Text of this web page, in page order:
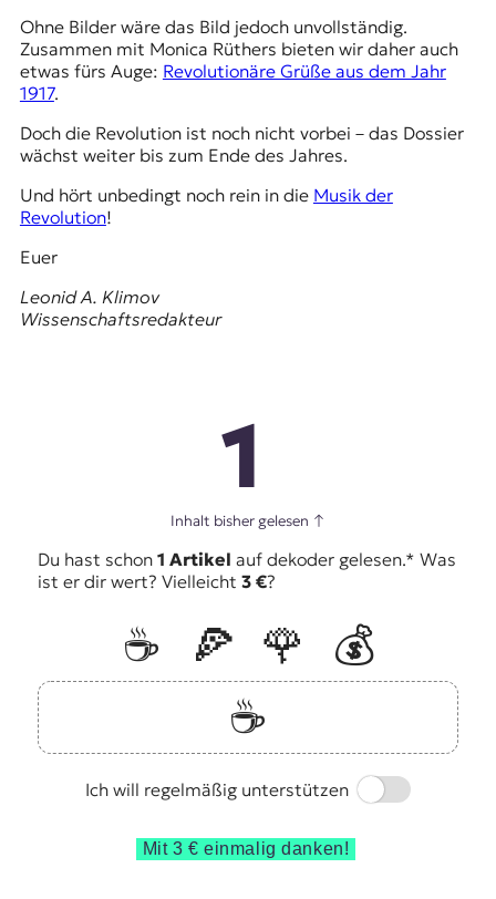
Ohne Bilder wäre das Bild jedoch unvollständig.
Zusammen mit Monica Rüthers bieten wir daher auch
etwas fürs Auge: Revolutionäre Grüße aus dem Jahr
1917.
Doch die Revolution ist noch nicht vorbei – das Dossier
wächst weiter bis zum Ende des Jahres.
Und hört unbedingt noch rein in die Musik der
Revolution!
Euer
Leonid A. Klimov
Wissenschaftsredakteur
1
Inhalt bisher gelesen ↑
Du hast schon 1 Artikel auf dekoder gelesen.* Was
ist er dir wert? Vielleicht 3 €?
☕️ 🍕 🌹
💰
☕️
Ich will regelmäßig unterstützen
Switch
Mit 3 € einmalig danken!